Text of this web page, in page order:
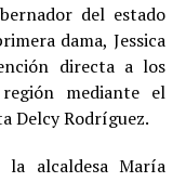
del estado
dama, Jessica
directa a los
mediante el
Delcy Rodríguez.
alcaldesa María